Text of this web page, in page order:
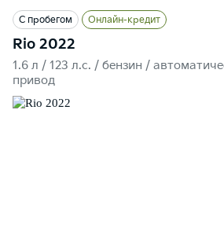
С пробегом Онлайн-кредит
Rio 2022
1.6 л / 123 л.c. / бензин /
привод